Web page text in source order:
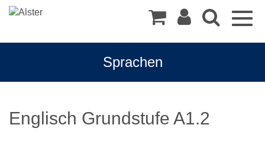
Sprachen
Englisch Grundstufe A1.2